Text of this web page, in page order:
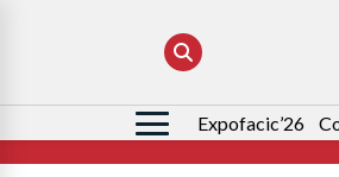
Pesquisar
por:
Expofacic’26